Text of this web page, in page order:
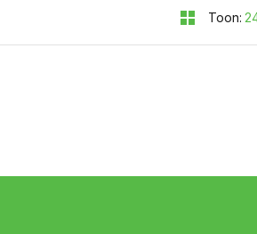
Toon: